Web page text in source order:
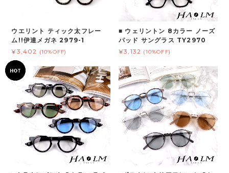
ウエリント ティック太フレー
ム!!伊達メガネ 2979-1
¥3,402 (10%OFF)
■ ウェリントン 8カラー ノーズ
パッド サングラス TY2970
¥3,132 (10%OFF)